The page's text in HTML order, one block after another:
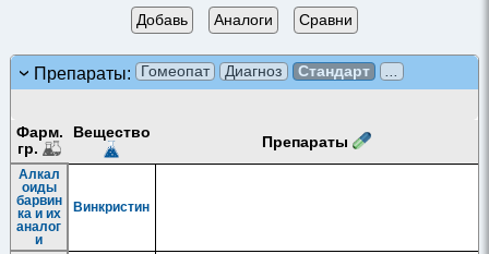
Добавь Аналоги Сравни
Препараты: Гомеопат Диагноз Стандарт
Фарм.
гр.
Вещество
Препараты
Алкал
оиды
барвин
ка и их
аналог
и
Винкристин